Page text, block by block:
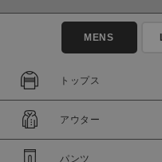
MENS
トップス
アウター
パンツ